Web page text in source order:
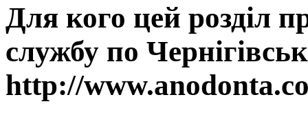
Для кого цей розділ
службу по
http://